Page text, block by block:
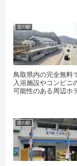
道の駅
鳥取県内の完全無料
入浴施設やコンビニ
可能性のある周辺ホ
道の駅